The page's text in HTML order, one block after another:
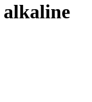
alkaline